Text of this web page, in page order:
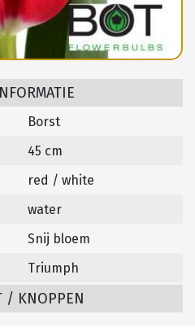
Borst
45 cm
red / white
water
Snij bloem
Triumph
/ KNOPPEN